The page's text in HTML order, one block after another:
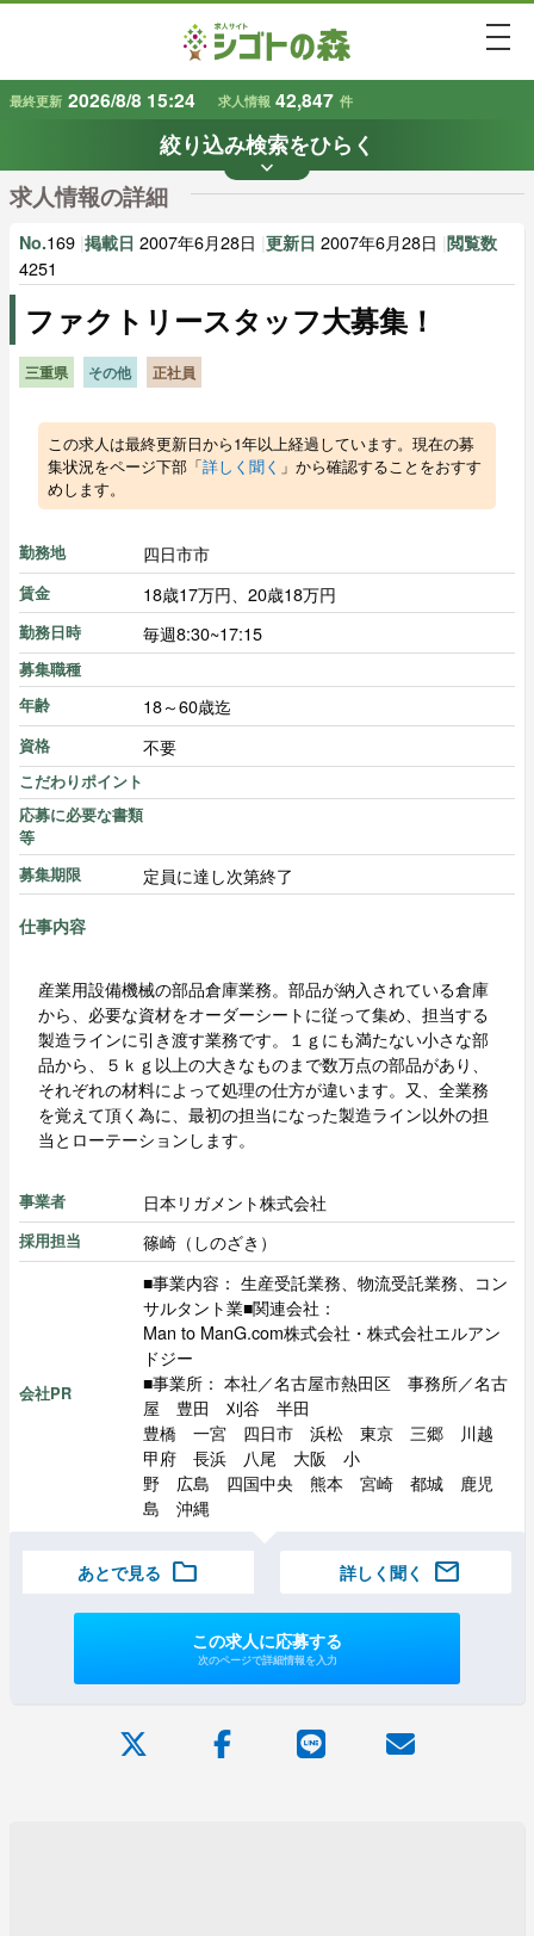
最終更新 2026/8/8 15:24 求人情報 42,847 件
絞り込み検索をひらく
keyboard_arrow_down
条件から探す
地域で探す 業種 で探す
雇用形態 で探す 賃金で探す
求人情報の詳細
No.169 掲載日 2007年6月28日 更新日 2007年6月28日 閲覧数
4251
ファクトリースタッフ大募集！
三重県 その他 正社員
この求人は最終更新日から1年以上経過しています。現在の募
集状況をページ下部「詳しく聞く 」から確認することをおすす
めします。
勤務地 四日市市
賃金 18歳17万円、20歳18万円
勤務日時 毎週8:30~17:15
募集職種
年齢
18～60歳迄
資格 不要
こだわりポイント
応募に必要な書類
等
募集期限
定員に達し次第終了
仕事内容
産業用設備機械の部品倉庫業務。部品が納入されている倉庫
から、必要な資材をオーダーシートに従って集め、担当する
製造ラインに引き渡す業務です。１ｇにも満たない小さな部
品から、５ｋｇ以上の大きなものまで数万点の部品があり、
それぞれの材料によって処理の仕方が違います。又、全業務
を覚えて頂く為に、最初の担当になった製造ライン以外の担
当とローテーションします。
事業者 日本リガメント株式会社
採用担当 篠崎（しのざき）
会社PR
■事業内容： 生産受託業務、物流受託業務、コン
サルタント業■関連会社：
Man to ManG.com株式会社・株式会社エルアン
ドジー
■事業所： 本社／名古屋市熱田区 事務所／名古
屋 豊田 刈谷 半田
豊橋 一宮 四日市 浜松 東京 三郷 川越
甲府 長浜 八尾 大阪 小
野 広島 四国中央 熊本 宮崎 都城 鹿児
島 沖縄
あとで見る folder 詳しく聞く mail
この求人に応募する
次のページで詳細情報を入力